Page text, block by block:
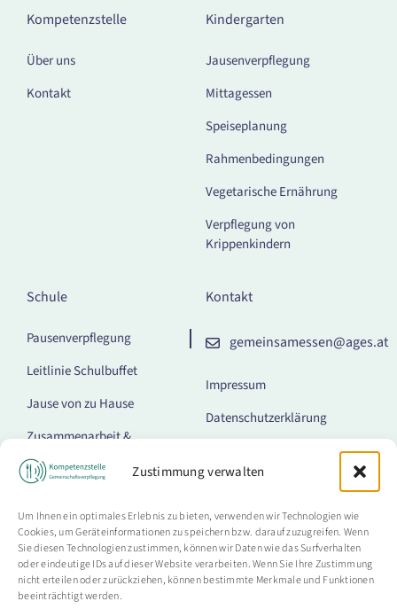
Zustimmung verwalten
Um Ihnen ein optimales Erlebnis zu bieten, verwenden wir Technologien wie
Cookies, um Geräteinformationen zu speichern bzw. darauf zuzugreifen. Wenn
Sie diesen Technologien zustimmen, können wir Daten wie das Surfverhalten
oder eindeutige IDs auf dieser Website verarbeiten. Wenn Sie Ihre Zustimmung
nicht erteilen oder zurückziehen, können bestimmte Merkmale und Funktionen
beeinträchtigt werden.
Kompetenzstelle
Über uns
Kontakt
Kindergarten
Jausenverpflegung
Mittagessen
Speiseplanung
Rahmenbedingungen
Vegetarische Ernährung
Verpflegung von
Krippenkindern
Schule
Pausenverpflegung
Leitlinie Schulbuffet
Jause von zu Hause
Zusammenarbeit &
Kommunikation
Getränkeautomaten
Lebensmittel-Kombi-
Automaten
Mittagessen
Kontakt
gemeinsamessen@ages.at
Impressum
Datenschutzerklärung
Barrierefreiheitserklärung